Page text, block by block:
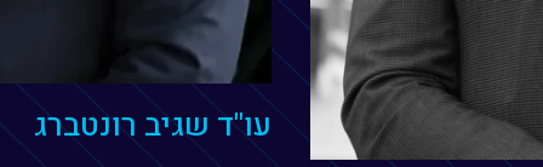
עו"ד שגיב רונטברג